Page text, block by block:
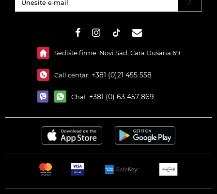
Sedište firme: Novi Sad, Cara Dušana 69
Call centar: +381 (0)21 455 558
Chat: +381 (0) 63 457 869